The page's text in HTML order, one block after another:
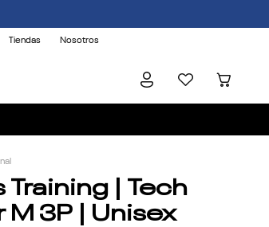
Tiendas Nosotros
Training | Tech
M 3P | Unisex